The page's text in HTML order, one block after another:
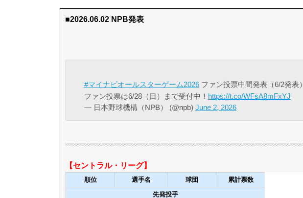
■2026.06.02 NPB発表
#マイナビオールスターゲーム2026 ファン投票中間発表（6/2発表）
ファン投票は6/28（日）まで受付中！ https://t.co/WFsA8mFxYJ
— 日本野球機構（NPB） (@npb) June 2, 2026
【セントラル・リーグ】
順位 選手名 球団
累計票数
先発投手